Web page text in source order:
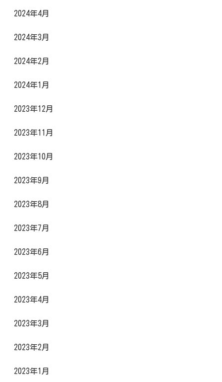
2024年4月
2024年3月
2024年2月
2024年1月
2023年12月
2023年11月
2023年10月
2023年9月
2023年8月
2023年7月
2023年6月
2023年5月
2023年4月
2023年3月
2023年2月
2023年1月